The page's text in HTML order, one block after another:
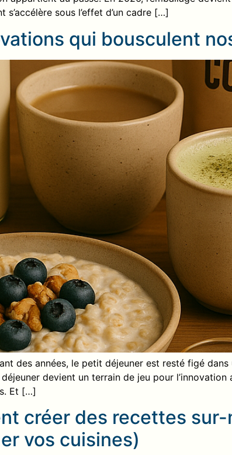
appartient au passé. En 2026, l’emballage
sous l’effet d’un cadre […]
qui bousculent
des années, le petit déjeuner est resté figé
devient un terrain de jeu pour
Et […]
créer des recettes
vos cuisines)